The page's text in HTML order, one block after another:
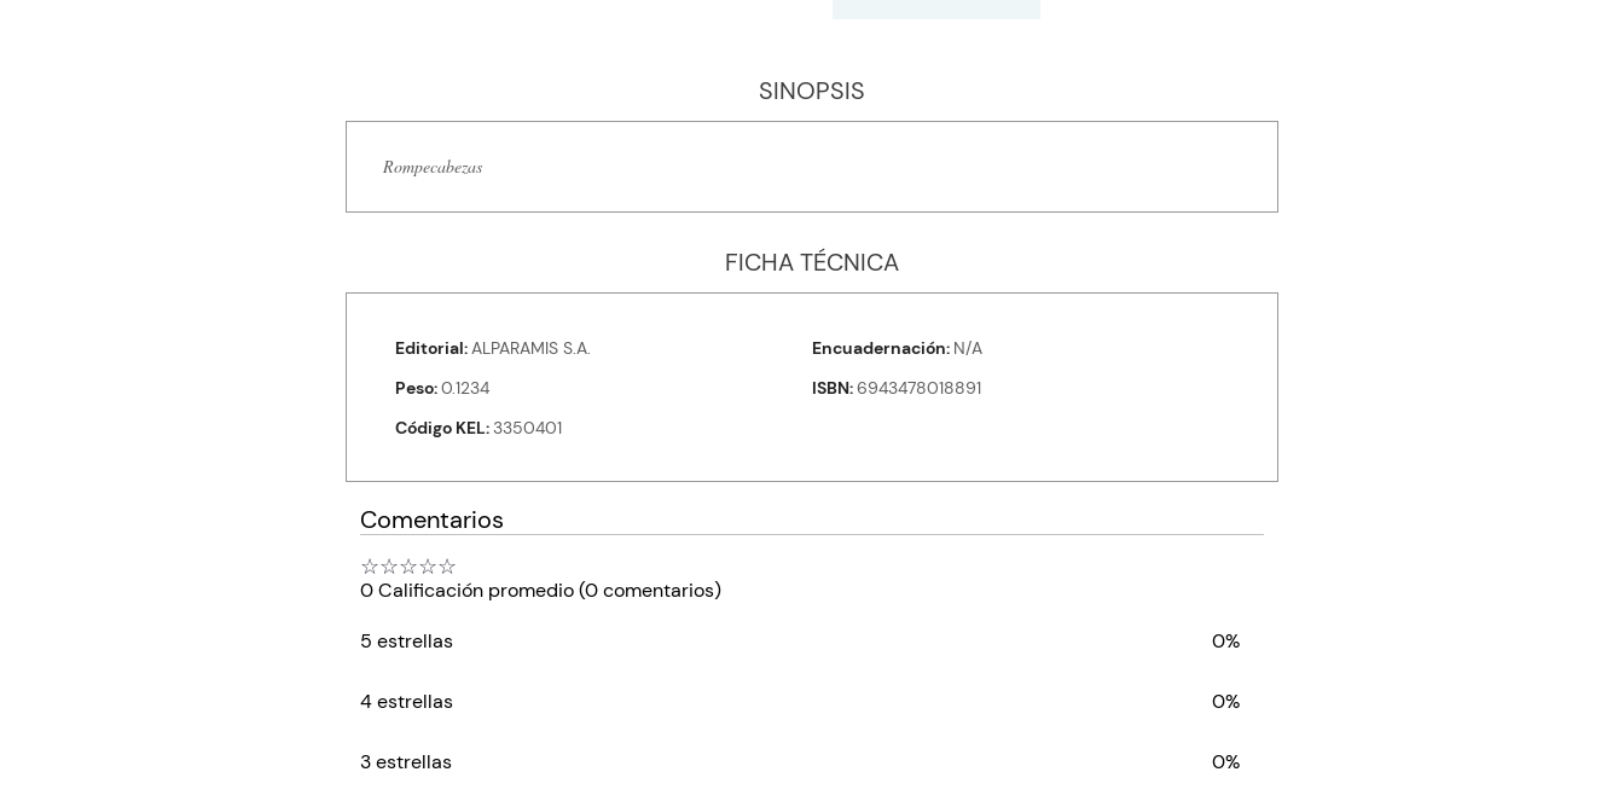
SINOPSIS
Rompecabezas
FICHA TÉCNICA
Editorial ALPARAMIS S.A. Encuadernación N/A
Peso 0.1234 ISBN 6943478018891
Código KEL 3350401
Comentarios
☆☆☆☆☆
0 Calificación promedio(0 comentarios)
5 estrellas
0%
4 estrellas 0%
3 estrellas 0%